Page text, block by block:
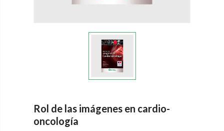
Rol de las imágenes en cardio-
oncología